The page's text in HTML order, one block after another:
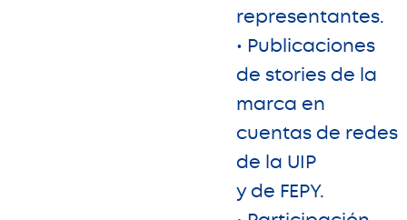
representantes.
• Publicaciones
de stories de la
marca en
cuentas de redes
de la UIP
y de FEPY.